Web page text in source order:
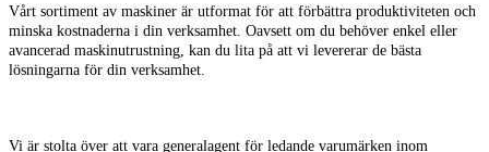
Vårt sortiment av maskiner är utformat för att förbättra produktiviteten och
minska kostnaderna i din verksamhet. Oavsett om du behöver enkel eller
avancerad maskinutrustning, kan du lita på att vi levererar de bästa
lösningarna för din verksamhet.
Vi är stolta över att vara generalagent för ledande varumärken inom